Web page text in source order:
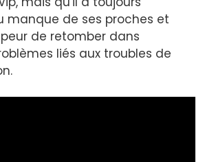
manque de ses proches et
de retomber dans
liés aux troubles de